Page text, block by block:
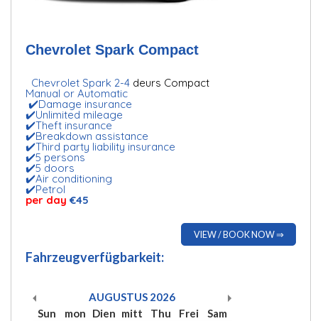
Chevrolet Spark Compact
Chevrolet Spark 2-4 deurs Compact
Manual or Automatic
✔️Damage insurance
✔️Unlimited mileage
✔️Theft insurance
✔️Breakdown assistance
✔️Third party liability insurance
✔️5 persons
✔️5 doors
✔️Air conditioning
✔️Petrol
per day€45
VIEW / BOOK NOW ⇒
Fahrzeugverfügbarkeit:
AUGUSTUS 2026
Sun
mon Dien mitt Thu Frei
Sam